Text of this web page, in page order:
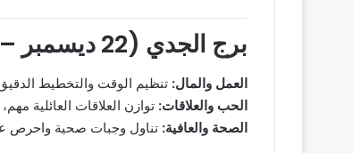
برج الجدي (22 ديسمبر – 19 يناير)
العمل والمال: تنظيم الوقت والتخطيط
الحب والعلاقات: توازن العلاقات العائلية
الصحة والعافية: تناول وجبات صحية واحرص